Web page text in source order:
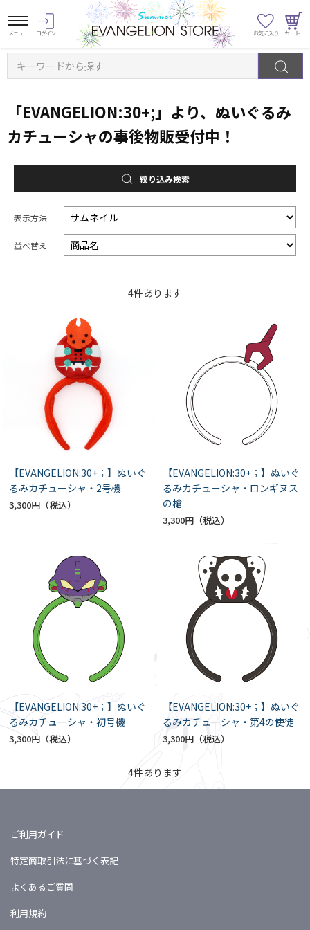
キーワードから探す
「EVANGELION:30+;」より、ぬいぐるみ
カチューシャの事後物販受付中！
絞り込み検索
表示方法
並べ替え
4件あります
【EVANGELION:30+；】ぬいぐ
るみカチューシャ・2号機
3,300円
【EVANGELION:30+；】ぬいぐ
るみカチューシャ・ロンギヌス
の槍
3,300円
【EVANGELION:30+；】ぬいぐ
るみカチューシャ・初号機
3,300円
【EVANGELION:30+；】ぬいぐ
るみカチューシャ・第4の使徒
3,300円
4件あります
ご利用ガイド
特定商取引法に基づく表記
よくあるご質問
利用規約